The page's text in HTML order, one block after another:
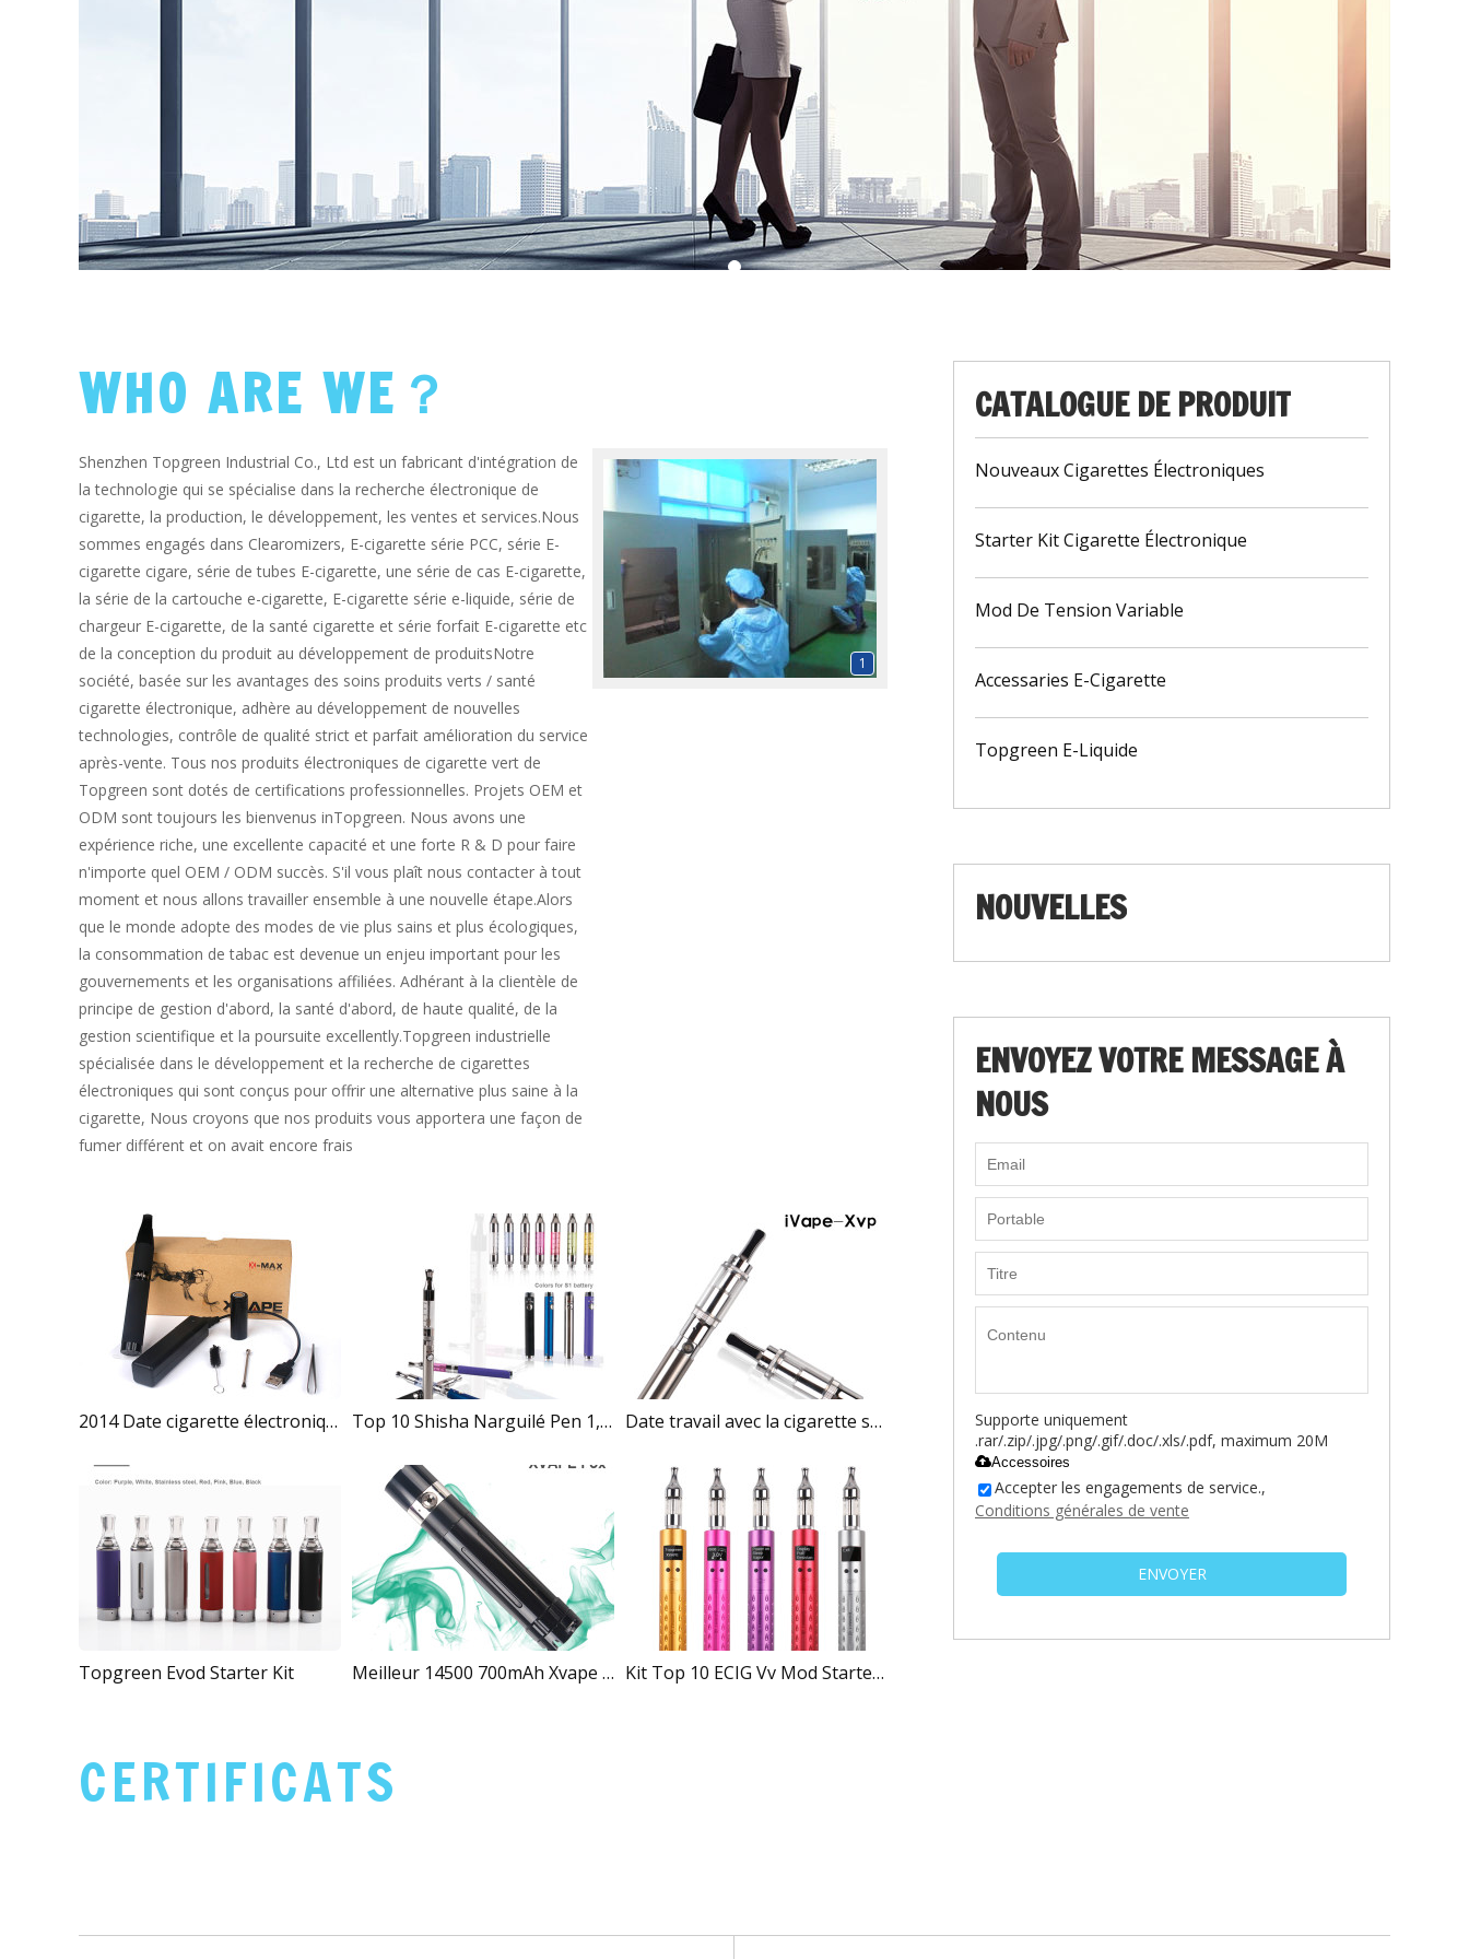
WHO ARE WE？
1
Shenzhen Topgreen Industrial Co., Ltd est un fabricant d'intégration de
la technologie qui se spécialise dans la recherche électronique de
cigarette, la production, le développement, les ventes et services.Nous
sommes engagés dans Clearomizers, E-cigarette série PCC, série E-
cigarette cigare, série de tubes E-cigarette, une série de cas E-cigarette,
la série de la cartouche e-cigarette, E-cigarette série e-liquide, série de
chargeur E-cigarette, de la santé cigarette et série forfait E-cigarette etc
de la conception du produit au développement de produitsNotre
société, basée sur les avantages des soins produits verts / santé
cigarette électronique, adhère au développement de nouvelles
technologies, contrôle de qualité strict et parfait amélioration du service
après-vente. Tous nos produits électroniques de cigarette vert de
Topgreen sont dotés de certifications professionnelles. Projets OEM et
ODM sont toujours les bienvenus inTopgreen. Nous avons une
expérience riche, une excellente capacité et une forte R & D pour faire
n'importe quel OEM / ODM succès. S'il vous plaît nous contacter à tout
moment et nous allons travailler ensemble à une nouvelle étape.Alors
que le monde adopte des modes de vie plus sains et plus écologiques,
la consommation de tabac est devenue un enjeu important pour les
gouvernements et les organisations affiliées. Adhérant à la clientèle de
principe de gestion d'abord, la santé d'abord, de haute qualité, de la
gestion scientifique et la poursuite excellently.Topgreen industrielle
spécialisée dans le développement et la recherche de cigarettes
électroniques qui sont conçus pour offrir une alternative plus saine à la
cigarette, Nous croyons que nos produits vous apportera une façon de
fumer différent et on avait encore frais
2014 Date cigarette électronique cuisson tabac machine de coupe Top 10 Shisha Narguilé Pen 1,6 ml Ivape S1 cigarette électronique Cloutank M3 Date travail avec la cigarette sec Herb atomiseur Ivape XVP vapeur
Topgreen Evod Starter Kit Meilleur 14500 700mAh Xvape Fox Mod mécanique E-Cig Kit Top 10 ECIG Vv Mod Starter Xvape V3 Pour M3 Cloutank
CERTIFICATS
CATALOGUE DE PRODUIT
Nouveaux Cigarettes Électroniques
Starter Kit Cigarette Électronique
Mod De Tension Variable
Accessaries E-Cigarette
Topgreen E-Liquide
NOUVELLES
ENVOYEZ VOTRE MESSAGE À
NOUS
Supporte uniquement
.rar/.zip/.jpg/.png/.gif/.doc/.xls/.pdf, maximum 20M
Accessoires
Accepter les engagements de service.,
Conditions générales de vente
ENVOYER